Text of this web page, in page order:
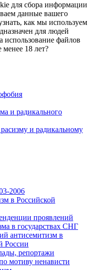
для сбора информации
данные вашего
как мы используем
для людей
использование файлов
менее 18 лет?
и радикального
и радикальному
2006
в Российской
проявлений
в государствах СНГ
антисемитизм в
России
репортажи
мотиву ненависти